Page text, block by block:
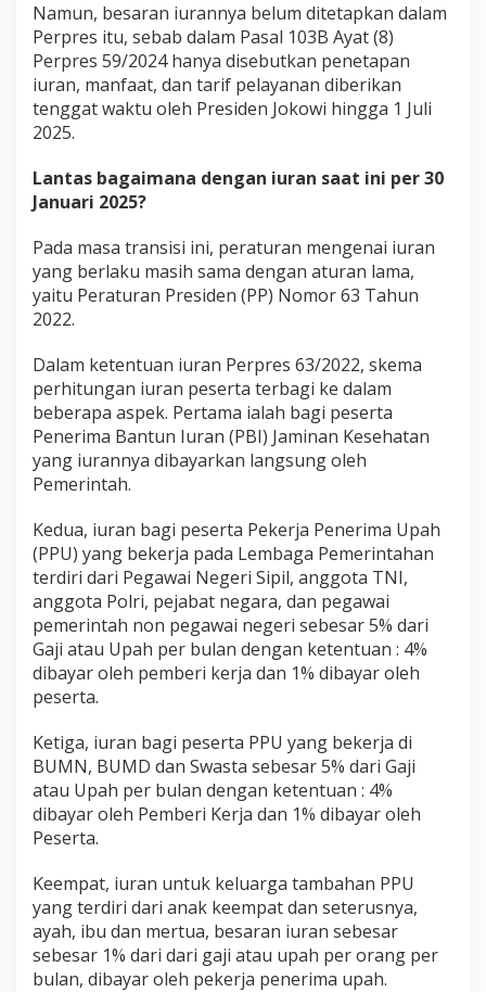
u
s
I
n
i
s
n
I
u
p
e
3
0
J
u
a
i
Namun, besaran iurannya belum ditetapkan dalam
Perpres itu, sebab dalam Pasal 103B Ayat (8)
Perpres 59/2024 hanya disebutkan penetapan
iuran, manfaat, dan tarif pelayanan diberikan
tenggat waktu oleh Presiden Jokowi hingga 1 Juli
2025.
Lantas bagaimana dengan iuran saat ini per 30
Januari 2025?
Pada masa transisi ini, peraturan mengenai iuran
yang berlaku masih sama dengan aturan lama,
yaitu Peraturan Presiden (PP) Nomor 63 Tahun
2022.
Dalam ketentuan iuran Perpres 63/2022, skema
perhitungan iuran peserta terbagi ke dalam
beberapa aspek. Pertama ialah bagi peserta
Penerima Bantun Iuran (PBI) Jaminan Kesehatan
yang iurannya dibayarkan langsung oleh
Pemerintah.
Kedua, iuran bagi peserta Pekerja Penerima Upah
(PPU) yang bekerja pada Lembaga Pemerintahan
terdiri dari Pegawai Negeri Sipil, anggota TNI,
anggota Polri, pejabat negara, dan pegawai
pemerintah non pegawai negeri sebesar 5% dari
Gaji atau Upah per bulan dengan ketentuan : 4%
dibayar oleh pemberi kerja dan 1% dibayar oleh
peserta.
Ketiga, iuran bagi peserta PPU yang bekerja di
BUMN, BUMD dan Swasta sebesar 5% dari Gaji
atau Upah per bulan dengan ketentuan : 4%
dibayar oleh Pemberi Kerja dan 1% dibayar oleh
Peserta.
Keempat, iuran untuk keluarga tambahan PPU
yang terdiri dari anak keempat dan seterusnya,
ayah, ibu dan mertua, besaran iuran sebesar
sebesar 1% dari dari gaji atau upah per orang per
bulan, dibayar oleh pekerja penerima upah.